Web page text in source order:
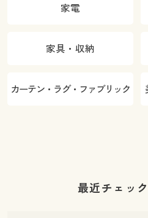
家電
家具・収納
カーテン・ラグ・ファブリック
最近チェッ